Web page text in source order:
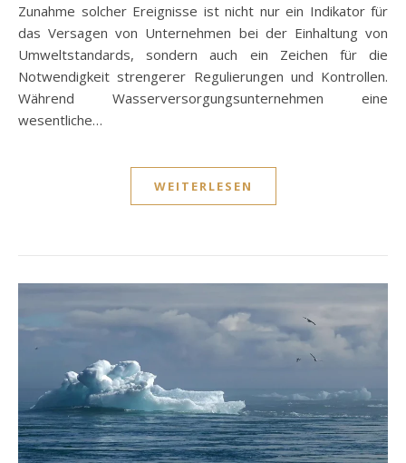
Zunahme solcher Ereignisse ist nicht nur ein Indikator für
das Versagen von Unternehmen bei der Einhaltung von
Umweltstandards, sondern auch ein Zeichen für die
Notwendigkeit strengerer Regulierungen und Kontrollen.
Während Wasserversorgungsunternehmen eine
wesentliche…
WEITERLESEN